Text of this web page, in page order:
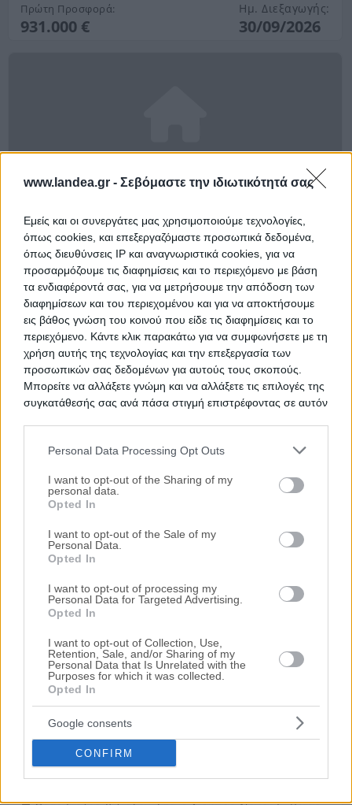
www.landea.gr - Σεβόμαστε την ιδιωτικότητά σας
Εμείς και οι συνεργάτες μας χρησιμοποιούμε τεχνολογίες,
όπως cookies, και επεξεργαζόμαστε προσωπικά δεδομένα,
όπως διευθύνσεις IP και αναγνωριστικά cookies, για να
προσαρμόζουμε τις διαφημίσεις και το περιεχόμενο με βάση
τα ενδιαφέροντά σας, για να μετρήσουμε την απόδοση των
διαφημίσεων και του περιεχομένου και για να αποκτήσουμε
εις βάθος γνώση του κοινού που είδε τις διαφημίσεις και το
περιεχόμενο. Κάντε κλικ παρακάτω για να συμφωνήσετε με τη
χρήση αυτής της τεχνολογίας και την επεξεργασία των
προσωπικών σας δεδομένων για αυτούς τους σκοπούς.
Μπορείτε να αλλάξετε γνώμη και να αλλάξετε τις επιλογές της
συγκατάθεσής σας ανά πάσα στιγμή επιστρέφοντας σε αυτόν
services and may gather and store information including but
not limited to your visit or usage behaviour. You may click to
grant or deny consent to Google and its third-party tags to
use your data for below specified purposes in below Google
consent section.
Personal Data Processing Opt Outs
I want to opt-out of the Sharing of my
personal data.
Opted In
I want to opt-out of the Sale of my
Personal Data.
Opted In
I want to opt-out of processing my
Personal Data for Targeted Advertising.
Opted In
I want to opt-out of Collection, Use,
Retention, Sale, and/or Sharing of my
Personal Data that Is Unrelated with the
Purposes for which it was collected.
Opted In
Google consents
CONFIRM
Πρώτη Προσφορά:
931.000 €
Ημ. Διεξαγωγής:
30/09/2026
Πολιτικά, Πολιτικά, Νομός Εύβοιας
301.3 m²
Χρηματοδότηση
Πρώτη Προσφορά:
75.000 €
Ημ. Διεξαγωγής:
23/09/2026
Οικόπεδο 256 τ.μ.
Μακροσταμάτη, Ψαχνά, Νομός Εύβοιας
256.1 m²
Χρηματοδότηση
Πρώτη Προσφορά:
30.000 €
Ημ. Διεξαγωγής:
Οικόπεδο 1.331 τ.μ.